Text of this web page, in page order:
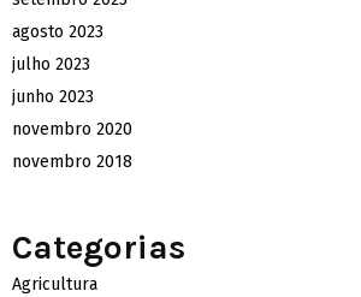
agosto 2023
julho 2023
junho 2023
novembro 2020
novembro 2018
Categorias
Agricultura